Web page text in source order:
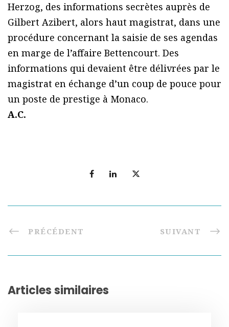
Herzog, des informations secrètes auprès de
Gilbert Azibert, alors haut magistrat, dans une
procédure concernant la saisie de ses agendas
en marge de l’affaire Bettencourt. Des
informations qui devaient être délivrées par le
magistrat en échange d’un coup de pouce pour
un poste de prestige à Monaco.
A.C.
PRÉCÉDENT SUIVANT
Articles similaires